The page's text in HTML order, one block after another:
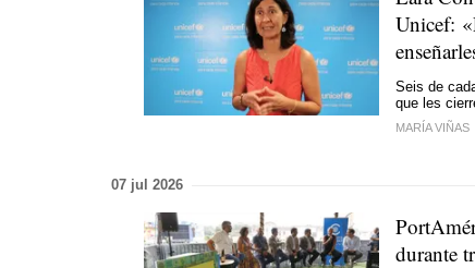
Unicef:
Seis de
que les
MARÍA VIÑAS
07 jul 2026
durante